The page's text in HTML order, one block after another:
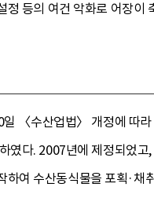
등의 여건 악화로 어장
〈수산업법〉 개정에 따
였다. 2007년에 제정되었
하여 수산동식물을 포획·